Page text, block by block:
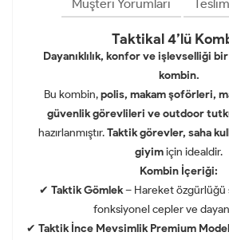
Müşteri Yorumları
Taktikal 4’lü
Dayanıklılık, konfor ve işlevselliği
kombin.
Bu kombin,polis, makam şoförleri,
güvenlik görevlileri ve outdoor
hazırlanmıştır.Taktik görevler, saha
giyimiçin idealdir.
Kombin İçeriği:
✔ Taktik Gömlek– Hareket özgürlüğü
fonksiyonel cepler ve
✔ Taktik İnce Mevsimlik Premium